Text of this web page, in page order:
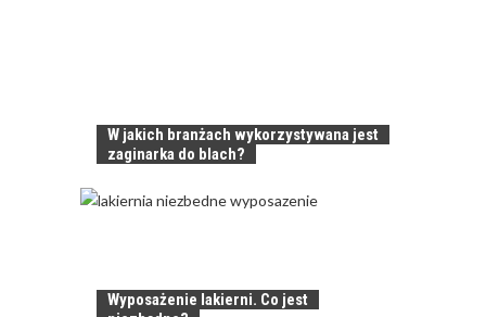
W jakich branżach wykorzystywana jest
zaginarka do blach?
Wyposażenie lakierni. Co jest